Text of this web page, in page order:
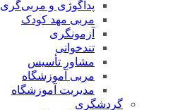
پداگوژی و مربی‌گری
مربی مهد کودک
آزمونگری
تندخوانی
مشاور تأسیس
مربی آموزشگاه
مدیریت آموزشگاه
گردشگری